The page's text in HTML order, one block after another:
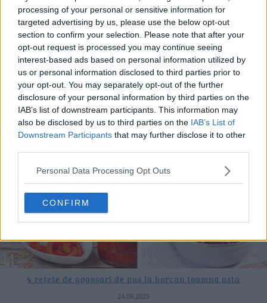
processing of your personal or sensitive information for
targeted advertising by us, please use the below opt-out
section to confirm your selection. Please note that after your
opt-out request is processed you may continue seeing
interest-based ads based on personal information utilized by
us or personal information disclosed to third parties prior to
your opt-out. You may separately opt-out of the further
disclosure of your personal information by third parties on the
IAB’s list of downstream participants. This information may
also be disclosed by us to third parties on the IAB’s List of
Downstream Participants that may further disclose it to other
Personal Data Processing Opt Outs
CONFIRM
10 rețete cu dovlecei de pregătit vara asta
04.08.2026
4 rețete de gogoșari de pus la borcan toamna asta
24.09.2025